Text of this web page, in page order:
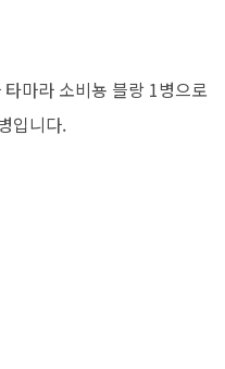
마라 소비뇽 블랑 1병으로
입니다.